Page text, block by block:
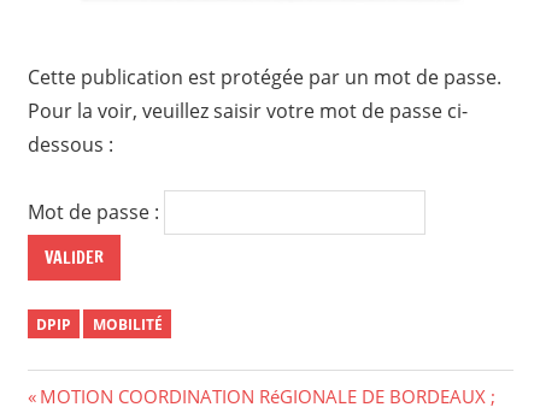
Cette publication est protégée par un mot de passe.
Pour la voir, veuillez saisir votre mot de passe ci-
dessous :
Mot de passe :
DPIP MOBILITÉ
MOTION COORDINATION RéGIONALE DE BORDEAUX ;